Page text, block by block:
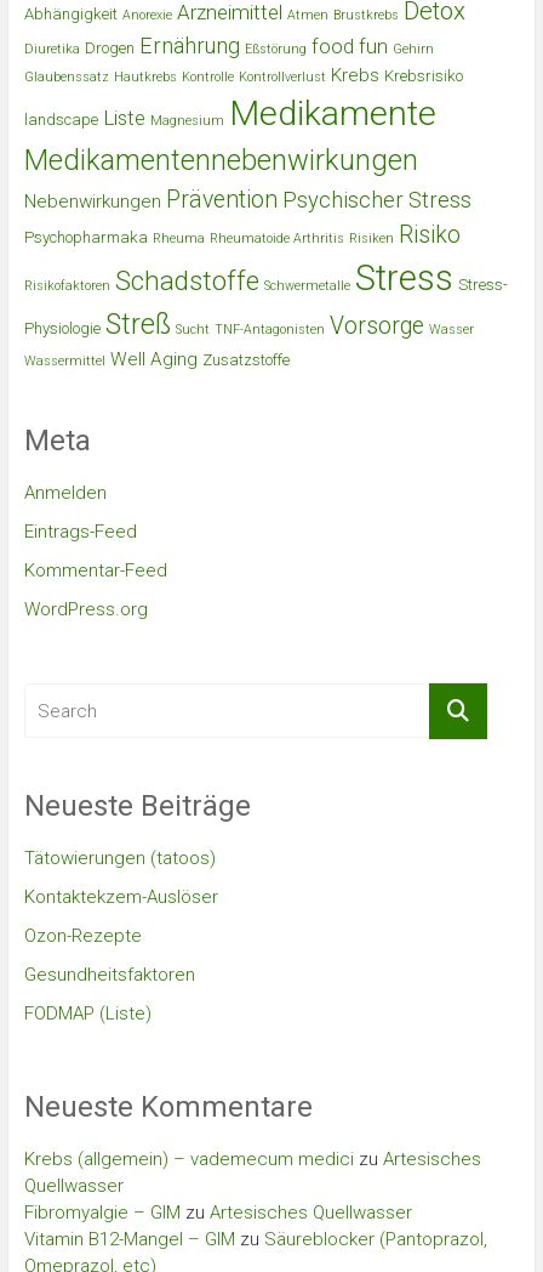
Abhängigkeit Anorexie Arzneimittel Atmen Brustkrebs Detox
Diuretika Drogen Ernährung Eßstörung food fun Gehirn
Glaubenssatz Hautkrebs Kontrolle Kontrollverlust Krebs Krebsrisiko
landscape Liste Magnesium Medikamente
Medikamentennebenwirkungen
Nebenwirkungen Prävention Psychischer Stress
Psychopharmaka Rheuma Rheumatoide Arthritis Risiken Risiko
Risikofaktoren Schadstoffe Schwermetalle Stress Stress-
Physiologie Streß Sucht TNF-Antagonisten Vorsorge Wasser
Wassermittel Well Aging Zusatzstoffe
Meta
Anmelden
Eintrags-Feed
Kommentar-Feed
WordPress.org
Neueste Beiträge
Tätowierungen (tatoos)
Kontaktekzem-Auslöser
Ozon-Rezepte
Gesundheitsfaktoren
FODMAP (Liste)
Neueste Kommentare
Krebs (allgemein) – vademecum medicizu Artesisches
Quellwasser
Fibromyalgie – GIM zu Artesisches Quellwasser
Vitamin B12-Mangel – GIM zu Säureblocker (Pantoprazol,
Omeprazol, etc)